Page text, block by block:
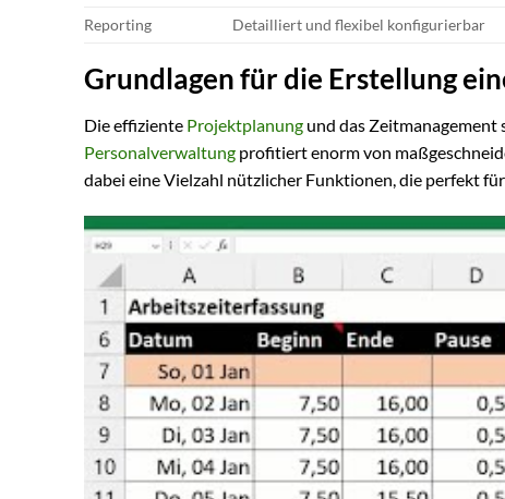
Reporting
Detailliert und flexibel konfigurierbar
Grundlagen für die Erstellung
Die effiziente Projektplanung und das Zeitmanagement
Personalverwaltung profitiert enorm von
dabei eine Vielzahl nützlicher Funktionen, die perfekt